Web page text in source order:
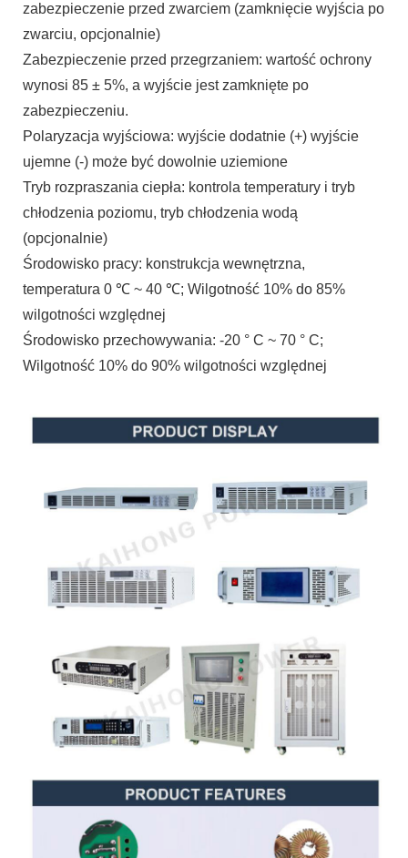
zabezpieczenie przed zwarciem (zamknięcie wyjścia po
zwarciu, opcjonalnie)
Zabezpieczenie przed przegrzaniem: wartość ochrony
wynosi 85 ± 5%, a wyjście jest zamknięte po
zabezpieczeniu.
Polaryzacja wyjściowa: wyjście dodatnie (+) wyjście
ujemne (-) może być dowolnie uziemione
Tryb rozpraszania ciepła: kontrola temperatury i tryb
chłodzenia poziomu, tryb chłodzenia wodą
(opcjonalnie)
Środowisko pracy: konstrukcja wewnętrzna,
temperatura 0 ℃ ~ 40 ℃; Wilgotność 10% do 85%
wilgotności względnej
Środowisko przechowywania: -20 ° C ~ 70 ° C;
Wilgotność 10% do 90% wilgotności względnej